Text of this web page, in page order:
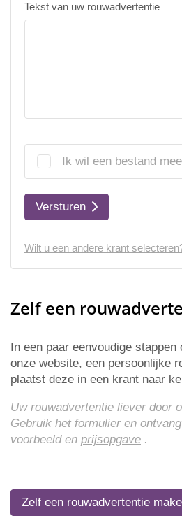
Tekst van uw rouwadvertentie
Ik wil een bestand
Versturen
Wilt u een andere krant
Zelf een
In een paar eenvoudige
onze website, een persoonlijke
plaatst deze in een krant naar
Uw rouwadvertentie liever door
Gebruik het formulier en
voorbeeld en prijsopgave .
Zelf een rouwadvertentie